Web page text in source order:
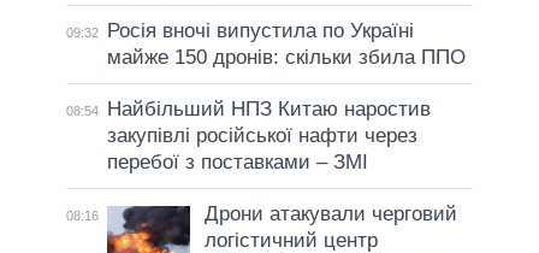
09:32
Росія вночі випустила по Україні
майже 150 дронів: скільки збила ППО
08:54
Найбільший НПЗ Китаю наростив
закупівлі російської нафти через
перебої з поставками – ЗМІ
08:16
Дрони атакували черговий
логістичний центр